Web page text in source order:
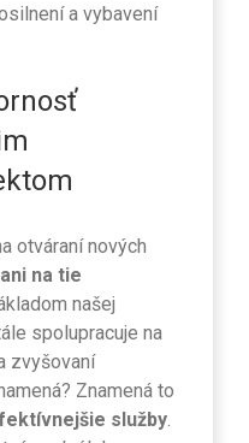
a vybavení
otváraní nových
na tie
našej
spolupracuje na
zvyšovaní
Znamená to
služby.